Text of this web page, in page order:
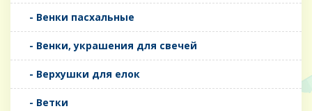
- Венки пасхальные
- Венки, украшения для свечей
- Верхушки для елок
- Ветки